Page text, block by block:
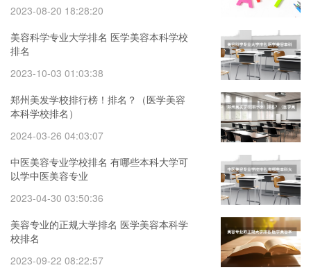
2023-08-20 18:28:20
美容科学专业大学排名 医学美容本科学校
排名
2023-10-03 01:03:38
郑州美发学校排行榜！排名？（医学美容
本科学校排名）
2024-03-26 04:03:07
中医美容专业学校排名 有哪些本科大学可
以学中医美容专业
2023-04-30 03:50:36
美容专业的正规大学排名 医学美容本科学
校排名
2023-09-22 08:22:57